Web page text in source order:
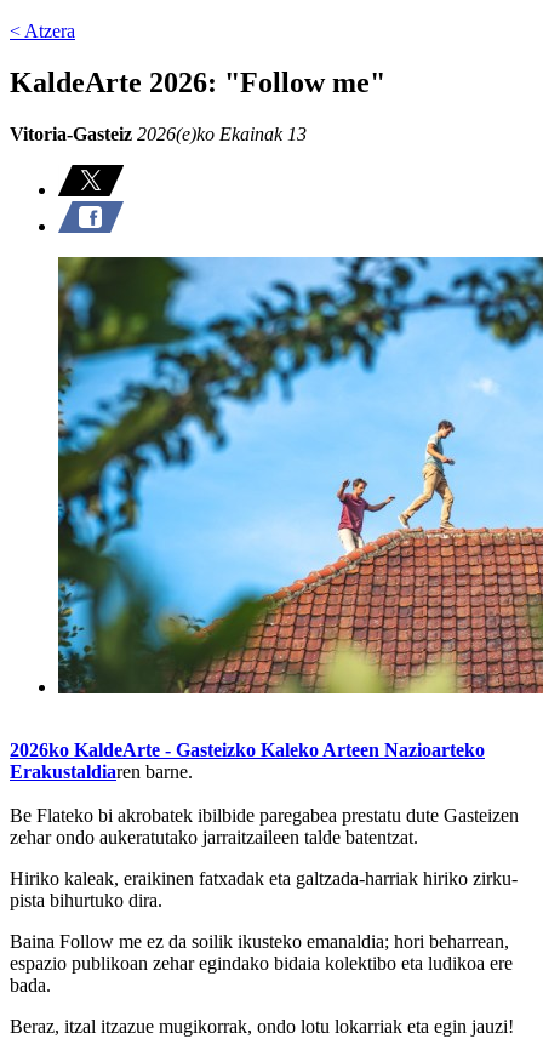
< Atzera
KaldeArte 2026: "Follow me"
Vitoria-Gasteiz 2026(e)ko Ekainak 13
2026ko KaldeArte - Gasteizko Kaleko Arteen Nazioarteko
Erakustaldiaren barne.
Be Flateko bi akrobatek ibilbide paregabea prestatu dute Gasteizen
zehar ondo aukeratutako jarraitzaileen talde batentzat.
Hiriko kaleak, eraikinen fatxadak eta galtzada-harriak hiriko zirku-
pista bihurtuko dira.
Baina Follow me ez da soilik ikusteko emanaldia; hori beharrean,
espazio publikoan zehar egindako bidaia kolektibo eta ludikoa ere
bada.
Beraz, itzal itzazue mugikorrak, ondo lotu lokarriak eta egin jauzi!